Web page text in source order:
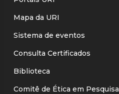
Mapa da URI
Sistema de eventos
Consulta Certificados
Biblioteca
Comitê de Ética em Pesquisa